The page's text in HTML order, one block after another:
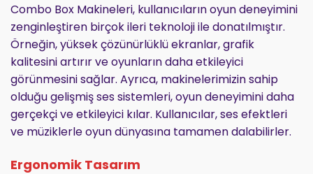
Combo Box Makineleri, kullanıcıların oyun deneyimini
zenginleştiren birçok ileri teknoloji ile donatılmıştır.
Örneğin, yüksek çözünürlüklü ekranlar, grafik
kalitesini artırır ve oyunların daha etkileyici
görünmesini sağlar. Ayrıca, makinelerimizin sahip
olduğu gelişmiş ses sistemleri, oyun deneyimini daha
gerçekçi ve etkileyici kılar. Kullanıcılar, ses efektleri
ve müziklerle oyun dünyasına tamamen dalabilirler.
Ergonomik Tasarım